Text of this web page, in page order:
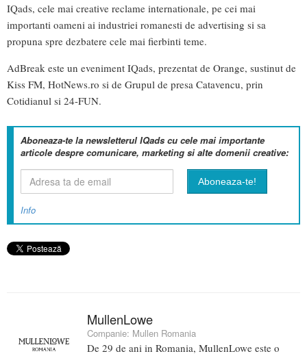
IQads, cele mai creative reclame internationale, pe cei mai
importanti oameni ai industriei romanesti de advertising si sa
propuna spre dezbatere cele mai fierbinti teme.
AdBreak este un eveniment IQads, prezentat de Orange, sustinut de
Kiss FM, HotNews.ro si de Grupul de presa Catavencu, prin
Cotidianul si 24-FUN.
Aboneaza-te la newsletterul IQads cu cele mai importante
articole despre comunicare, marketing si alte domenii creative:
Info
MullenLowe
Companie: Mullen Romania
De 29 de ani in Romania, MullenLowe este o